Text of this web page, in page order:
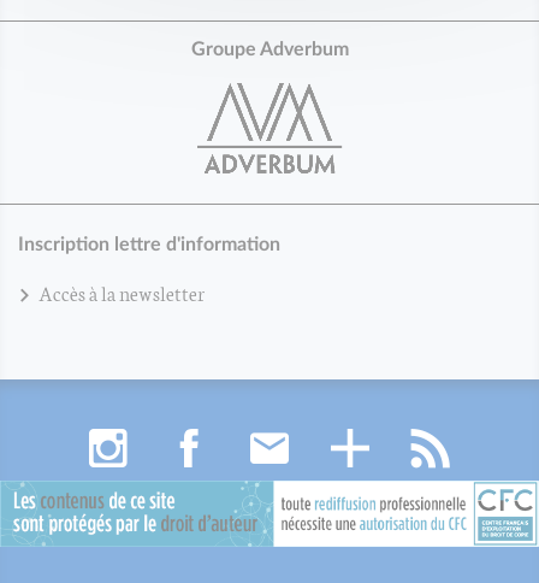
Groupe Adverbum
Inscription lettre d'information
Accès à la newsletter